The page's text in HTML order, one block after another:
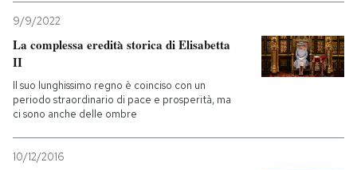
9/9/2022
La complessa eredità storica di Elisabetta
II
Il suo lunghissimo regno è coinciso con un
periodo straordinario di pace e prosperità, ma
ci sono anche delle ombre
10/12/2016